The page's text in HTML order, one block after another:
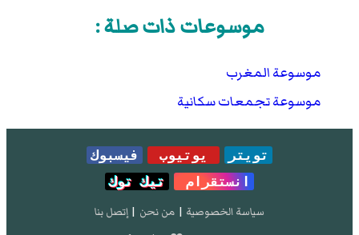
موسوعات ذات صلة :
موسوعة المغرب
موسوعة تجمعات سكانية
تويتر يوتيوب
فيسبوك
انستقرام
تيك توك
سياسة الخصوصية | من نحن | إتصل بنا